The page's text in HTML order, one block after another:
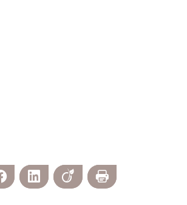
Facebook LinkedIn Viadeo